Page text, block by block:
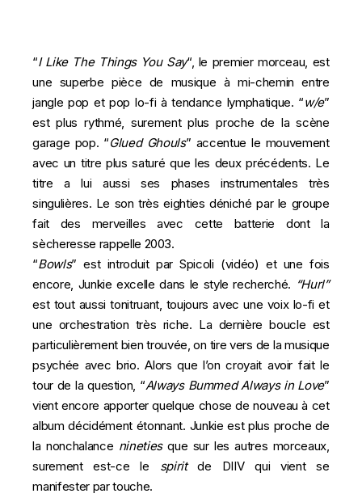
“I Like The Things You Say“, le premier morceau, est
une superbe pièce de musique à mi-chemin entre
jangle pop et pop lo-fi à tendance lymphatique. “w/e”
est plus rythmé, surement plus proche de la scène
garage pop. “Glued Ghouls” accentue le mouvement
avec un titre plus saturé que les deux précédents. Le
titre a lui aussi ses phases instrumentales très
singulières. Le son très eighties déniché par le groupe
fait des merveilles avec cette batterie dont la
sècheresse rappelle 2003.
“Bowls” est introduit par Spicoli (vidéo) et une fois
encore, Junkie excelle dans le style recherché. “Hurl”
est tout aussi tonitruant, toujours avec une voix lo-fi et
une orchestration très riche. La dernière boucle est
particulièrement bien trouvée, on tire vers de la musique
psychée avec brio. Alors que l’on croyait avoir fait le
tour de la question, “Always Bummed Always in Love”
vient encore apporter quelque chose de nouveau à cet
album décidément étonnant. Junkie est plus proche de
la nonchalance ninetiesque sur les autres morceaux,
surement est-ce le spiritde DIIV qui vient se
manifester par touche.